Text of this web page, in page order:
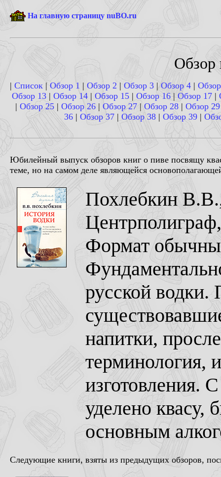
На главную страницу nuBO.ru
Обзор
| Список | Обзор 1 | Обзор 2 | Обзор 3 |Обзор 4 |
Обзор 13 | Обзор 14 | Обзор 15 | Обзор 16 |Обзор 17 |
| Обзор 25 | Обзор 26 | Обзор 27 | Обзор 28 | Обзор 29
36| Обзор 37| Обзор 38| Обзор 39|
Юбилейный выпуск обзоров книг о пиве посвящу
теме, но на самом деле являющейся
Похлебкин
Формат
русской водки.
напитки,
терминология,
изготовления.
уделено
основным
Следующие книги, взяты из предыдущих обзоров,